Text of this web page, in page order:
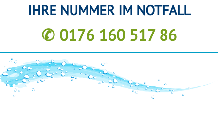
IHRE NUMMER IM NOTFALL
✆ 0176 160 517 86